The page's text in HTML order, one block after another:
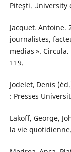
Piteşti. University
Jacquet, Antoine.
journalistes,
medias ».
119.
Jodelet, Denis
: Presses
Lakoff, George,
la vie